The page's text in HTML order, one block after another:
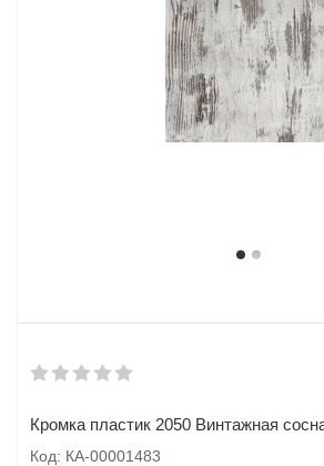
Кромка пластик 2050 Винтажная
Код: КА-00001483